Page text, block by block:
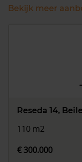
Bekijk meer
Reseda 14,
110 m2
€ 300.000